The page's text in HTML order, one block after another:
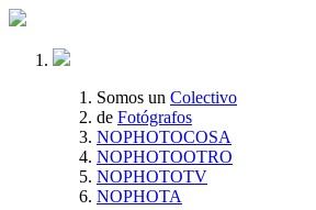
Somos un Colectivo
de Fotógrafos
NOPHOTOCOSA
NOPHOTOOTRO
NOPHOTOTV
NOPHOTA